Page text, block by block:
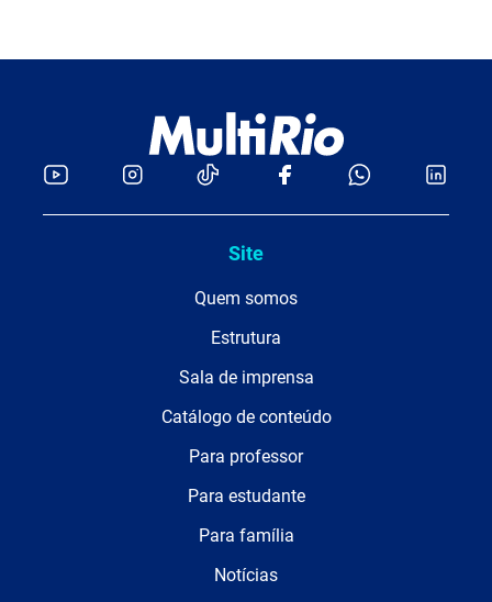
Site
Quem somos
Estrutura
Sala de imprensa
Catálogo de conteúdo
Para professor
Para estudante
Para família
Notícias